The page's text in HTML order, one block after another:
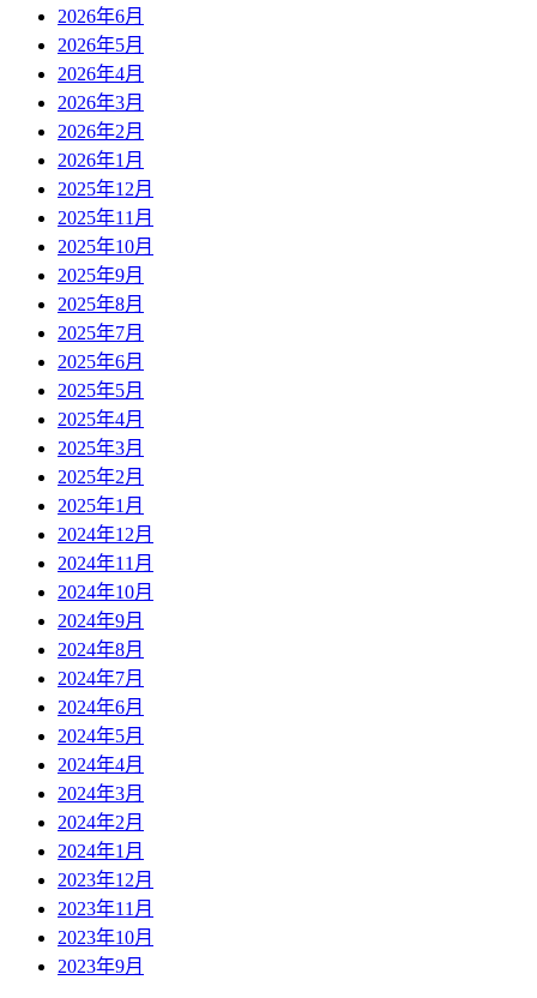
2026年6月
2026年5月
2026年4月
2026年3月
2026年2月
2026年1月
2025年12月
2025年11月
2025年10月
2025年9月
2025年8月
2025年7月
2025年6月
2025年5月
2025年4月
2025年3月
2025年2月
2025年1月
2024年12月
2024年11月
2024年10月
2024年9月
2024年8月
2024年7月
2024年6月
2024年5月
2024年4月
2024年3月
2024年2月
2024年1月
2023年12月
2023年11月
2023年10月
2023年9月